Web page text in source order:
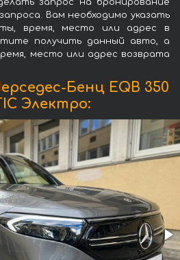
запрос на бронирование
Вам необходимо указать
время, место или адрес в
получить данный авто, а
место или адрес возврата
Бенц EQB 350
Электро: